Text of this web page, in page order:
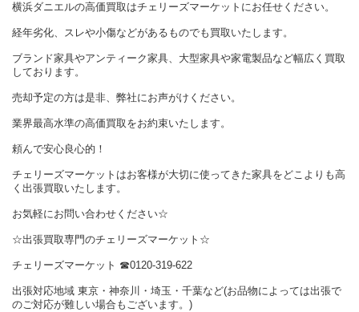
横浜ダニエルの高価買取はチェリーズマーケットにお任せください。
経年劣化、スレや小傷などがあるものでも買取いたします。
ブランド家具やアンティーク家具、大型家具や家電製品など幅広く買取
しております。
売却予定の方は是非、弊社にお声がけください。
業界最高水準の高価買取をお約束いたします。
頼んで安心良心的！
チェリーズマーケットはお客様が大切に使ってきた家具をどこよりも高
く出張買取いたします。
お気軽にお問い合わせください☆
☆出張買取専門のチェリーズマーケット☆
チェリーズマーケット ☎︎0120-319-622
出張対応地域 東京・神奈川・埼玉・千葉など(お品物によっては出張で
のご対応が難しい場合もございます。)